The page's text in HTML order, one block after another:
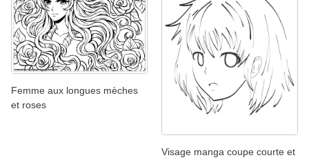
Femme aux longues mèches
et roses
Visage manga coupe courte et